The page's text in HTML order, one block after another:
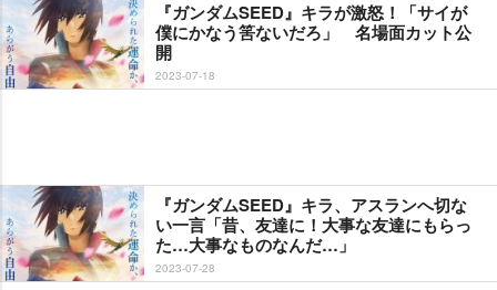
『ガンダムSEED』キラが激怒！「サイが
僕にかなう筈ないだろ」 名場面カット公
開
2023-07-18
『ガンダムSEED』キラ、アスランへ切な
い一言「昔、友達に！大事な友達にもらっ
た…大事なものなんだ…」
2023-07-28